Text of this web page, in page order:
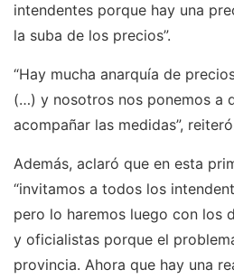
intendentes porque hay una
la suba de los precios”.
“Hay mucha anarquía de
(…) y nosotros nos ponemos a
acompañar las medidas”,
Además, aclaró que en esta
“invitamos a todos los
pero lo haremos luego con los
y oficialistas porque el
provincia. Ahora que hay una